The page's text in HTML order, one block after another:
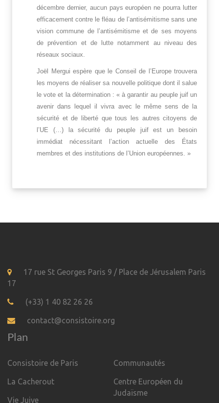
décembre dernier, aucun pays européen ne pourra lutter
efficacement contre le fléau de l’antisémitisme sans une
vision commune de l’antisémitisme et de ses moyens
de prévention et de lutte notamment au niveau des
réseaux sociaux.
Joël Mergui espère que le Conseil de l’Europe trouvera
les moyens de réaliser sa nouvelle politique dont il salue
le vote et la détermination : « à garantir au peuple juif un
avenir dans lequel il vivra avec le même sens de la
sécurité et de liberté que tous les autres citoyens de
l’UE (…) la sécurité du peuple juif est un besoin
immédiat nécessitant l’action actuelle des États
membres et des institutions de l’Union européennes. »
17 rue St Georges Paris 9 / Place de Jérusalem Paris
17
(+33) 1 40 82 26 26
contact@consistoire.org
Plan
Consistoire de Paris
La Cacherout
Vie Juive
Communautés
Centre Européen du
Judaïsme